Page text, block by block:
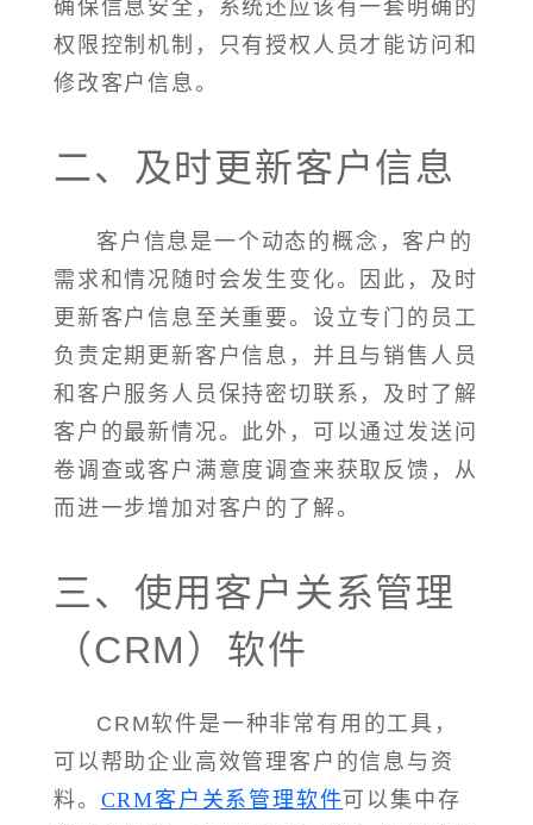
确保信息安全，系统还应该有一套明确的
权限控制机制，只有授权人员才能访问和
修改客户信息。
二、及时更新客户信息
客户信息是一个动态的概念，客户的
需求和情况随时会发生变化。因此，及时
更新客户信息至关重要。设立专门的员工
负责定期更新客户信息，并且与销售人员
和客户服务人员保持密切联系，及时了解
客户的最新情况。此外，可以通过发送问
卷调查或客户满意度调查来获取反馈，从
而进一步增加对客户的了解。
三、使用客户关系管理
（CRM）软件
CRM软件是一种非常有用的工具，
可以帮助企业高效管理客户的信息与资
料。 CRM客户关系管理软件可以集中存